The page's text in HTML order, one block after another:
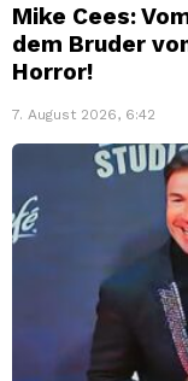
Mike Cees:
dem Bruder
Horror!
7. August 2026, 6:42